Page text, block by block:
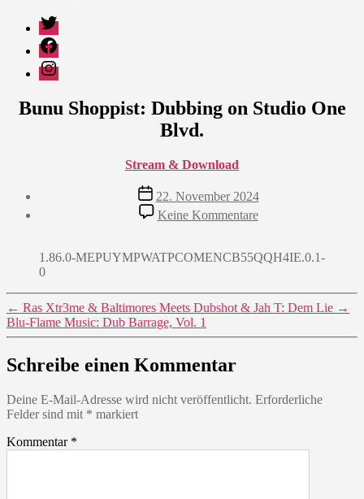
Twitter
Facebook
Instagram
Bunu Shoppist: Dubbing on Studio One
Blvd.
Stream & Download
Veröffentlichungsdatum
22. November 2024
Keine Kommentarezu
Bunu
Dubbing
One
Blvd.
1.86.0-MEPUYMPWATPCOMENCB55QQH4IE.0.1-
0
← Ras Xtr3me & Baltimores Meets Dubshot & Jah T: Dem Lie →
Blu-Flame Music: Dub Barrage, Vol. 1
Schreibe einen Kommentar
Deine E-Mail-Adresse wird nicht veröffentlicht. Erforderliche
Felder sind mit * markiert
Kommentar *